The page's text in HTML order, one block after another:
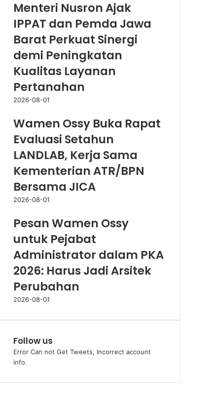
Menteri Nusron Ajak
IPPAT dan Pemda Jawa
Barat Perkuat Sinergi
demi Peningkatan
Kualitas Layanan
Pertanahan
2026-08-01
Wamen Ossy Buka Rapat
Evaluasi Setahun
LANDLAB, Kerja Sama
Kementerian ATR/BPN
Bersama JICA
2026-08-01
Pesan Wamen Ossy
untuk Pejabat
Administrator dalam PKA
2026: Harus Jadi Arsitek
Perubahan
2026-08-01
Follow us
Error Can not Get Tweets, Incorrect account
info.